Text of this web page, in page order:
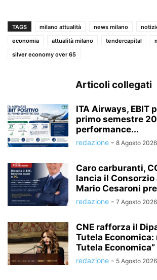
TAGS milano attualità news milano
economia
attualità milano tendercapital
silver economy over 65
Articoli collegati
ITA Airways, EBIT
primo semestre
performance...
redazione - 8 Agosto 2026
Caro carburanti,
lancia il
Mario Cesaroni
redazione - 7 Agosto 2026
CNE rafforza il
Tutela Economica:
Tutela Economica”
redazione - 5 Agosto 2026